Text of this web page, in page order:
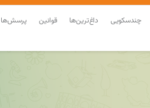
پرسش‌ها قوانین داغ‌ترین‌ها چندسکویی